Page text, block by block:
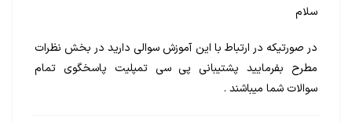
سلام
در صورتیکه در ارتباط با این آموزش سوالی دارید در بخش نظرات
مطرح بفرمایید پشتیبانی پی سی تمپلیت پاسخگوی تمام
سوالات شما میباشند .